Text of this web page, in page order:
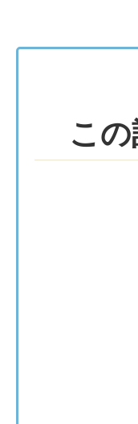
こ